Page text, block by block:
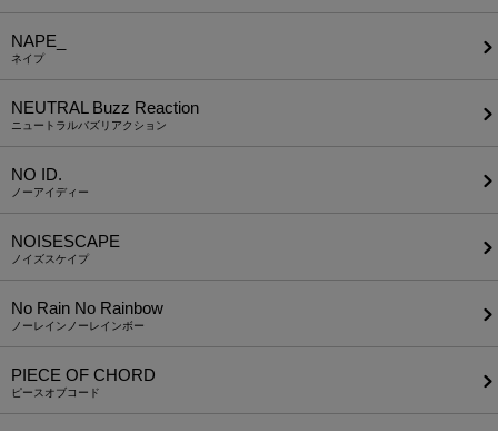
NAPE_
ネイプ
NEUTRAL Buzz Reaction
ニュートラルバズリアクション
NO ID.
ノーアイディー
NOISESCAPE
ノイズスケイプ
No Rain No Rainbow
ノーレインノーレインボー
PIECE OF CHORD
ピースオブコード